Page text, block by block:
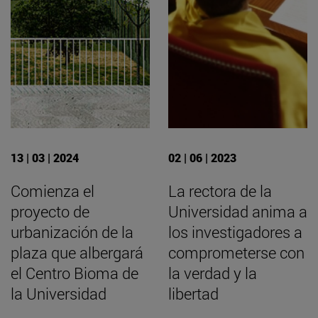
13 | 03 | 2024
Comienza el
proyecto de
urbanización de la
plaza que albergará
el Centro Bioma de
la Universidad
02 | 06 | 2023
La rectora de la
Universidad anima a
los investigadores a
comprometerse con
la verdad y la
libertad